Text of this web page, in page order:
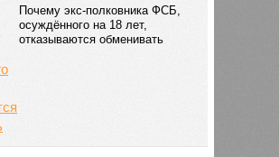
Почему экс-полковника ФСБ,
осуждённого на 18 лет,
отказываются обменивать